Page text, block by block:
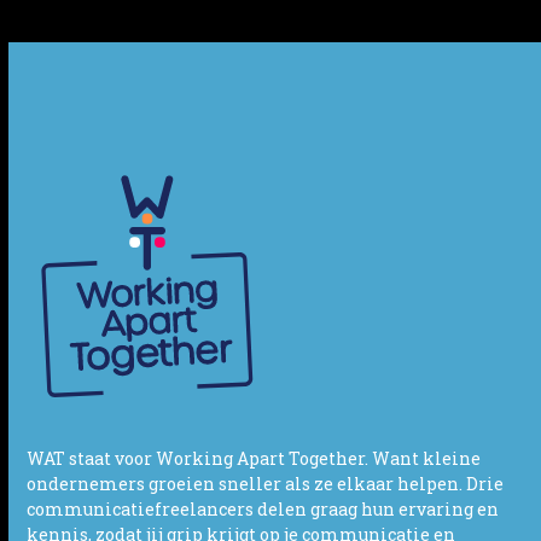
WAT staat voor Working Apart Together. Want kleine
ondernemers groeien sneller als ze elkaar helpen. Drie
communicatiefreelancers delen graag hun ervaring en
kennis, zodat jij grip krijgt op je communicatie en